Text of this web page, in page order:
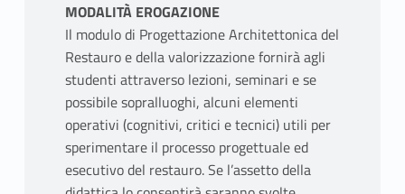
MODALITÀ EROGAZIONE
Il modulo di Progettazione Architettonica del
Restauro e della valorizzazione fornirà agli
studenti attraverso lezioni, seminari e se
possibile sopralluoghi, alcuni elementi
operativi (cognitivi, critici e tecnici) utili per
sperimentare il processo progettuale ed
esecutivo del restauro. Se l’assetto della